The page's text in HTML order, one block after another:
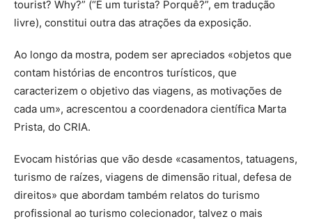
tourist? Why?” (“É um turista? Porquê?”, em tradução
livre), constitui outra das atrações da exposição.
Ao longo da mostra, podem ser apreciados «objetos que
contam histórias de encontros turísticos, que
caracterizem o objetivo das viagens, as motivações de
cada um», acrescentou a coordenadora científica Marta
Prista, do CRIA.
Evocam histórias que vão desde «casamentos, tatuagens,
turismo de raízes, viagens de dimensão ritual, defesa de
direitos» que abordam também relatos do turismo
profissional ao turismo colecionador, talvez o mais